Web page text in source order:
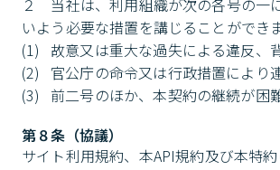
２　当社は、利用組織が次の各号の
いよう必要な措置を講じることができま
(1)	故意又は重大な過失による違反、背任行為があった場合
(2)	官公庁の命令又は行政措置により連携システムによるサービス提供の中止が必要な場合
(3)	前二号のほか、本契約の継続が
第８条（協議）
サイト利用規約、本API規約及び本特